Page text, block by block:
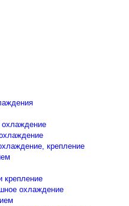
крепление
крепление
охлаждение